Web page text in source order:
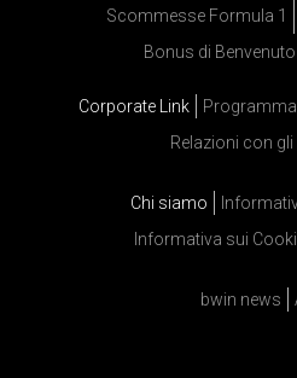
Scommesse Formula 1
Bonus di
Corporate Link
Relazioni con
Chi siamo
Informativa sui
bwin news